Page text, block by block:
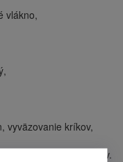
vlákno,
vyväzovanie kríkov,
viazanie balíčkov.